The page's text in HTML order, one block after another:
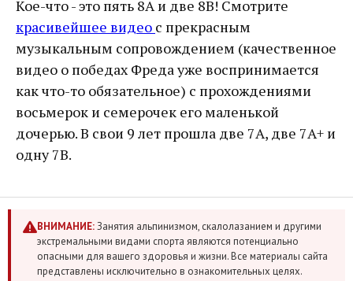
Кое-что - это пять 8А и две 8B! Смотрите
красивейшее видео с прекрасным
музыкальным сопровождением (качественное
видео о победах Фреда уже воспринимается
как что-то обязательное) с прохождениями
восьмерок и семерочек его маленькой
дочерью. В свои 9 лет прошла две 7A, две 7А+ и
одну 7B.
ВНИМАНИЕ:Занятия альпинизмом, скалолазанием и другими
экстремальными видами спорта являются потенциально
опасными для вашего здоровья и жизни. Все материалы сайта
представлены исключительно в ознакомительных целях.